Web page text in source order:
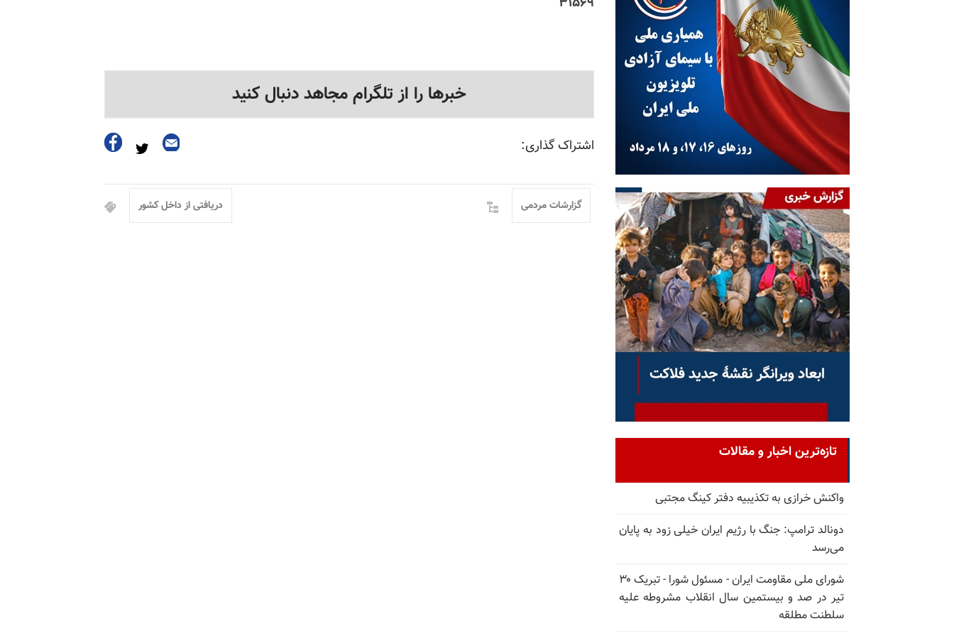
خبرها را از تلگرام مجاهد دنبال کنید
اشتراک گذاری:
دریافتی از داخل کشور گزارشات مردمی
تازه‌ترین اخبار و مقالات
واکنش خرازی به تکذیبیه دفتر کینگ مجتبی
دونالد ترامپ: جنگ با رژیم ایران خیلی زود به پایان
می‌رسد
شورای ملی مقاومت ایران - مسئول شورا - تبریک ۳۰
تیر در صد و بیستمین سال انقلاب مشروطه علیه
سلطنت مطلقه